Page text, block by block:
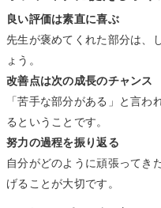
良い評価は素直に喜ぶ
先生が褒めてくれた部分は、
ょう。
改善点は次の成長のチャンス
「苦手な部分がある」と言
るということです。
努力の過程を振り返る
自分がどのように頑張ってき
げることが大切です。